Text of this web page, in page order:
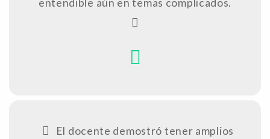
entendible aún en temas complicados.
El docente demostró tener amplios